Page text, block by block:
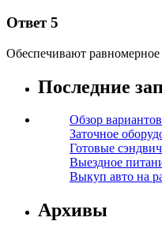
Ответ 5
Обеспечивают
Последние
Обзор
Заточное
Готовые
Выездное
Выкуп авто на
Архивы